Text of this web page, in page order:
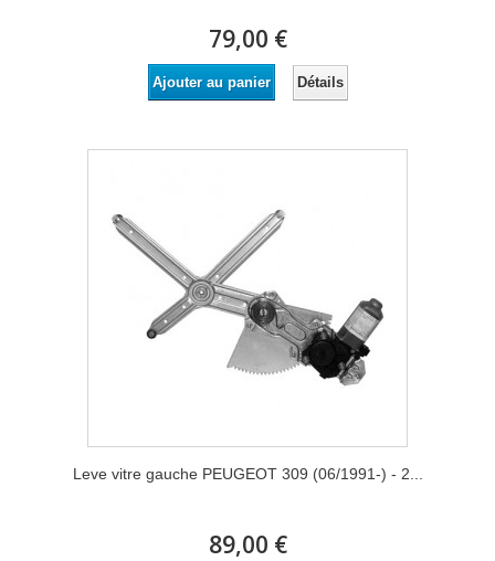
79,00 €
Ajouter au panier Détails
Leve vitre gauche PEUGEOT 309 (06/1991-) - 2...
89,00 €